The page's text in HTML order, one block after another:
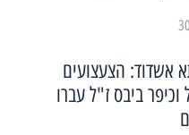
אשדוד: הצעצועים
ביבס ז"ל עברו